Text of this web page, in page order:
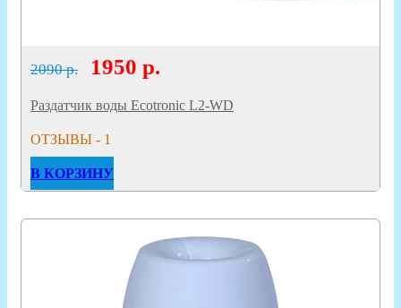
2090 р. 1950 р.
Раздатчик воды Ecotronic L2-WD
ОТЗЫВЫ - 1
В КОРЗИНУ